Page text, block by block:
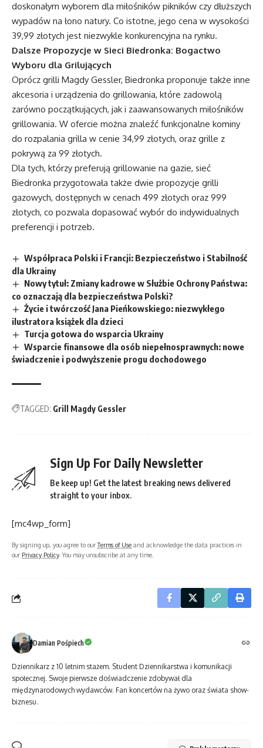
doskonałym wyborem dla miłośników pikników czy dłuższych
wypadów na łono natury. Co istotne, jego cena w wysokości
39,99 złotych jest niezwykle konkurencyjna na rynku.
Dalsze Propozycje w Sieci Biedronka: Bogactwo
Wyboru dla Grilujących
Oprócz grilli Magdy Gessler, Biedronka proponuje także inne
akcesoria i urządzenia do grillowania, które zadowolą
zarówno początkujących, jak i zaawansowanych miłośników
grillowania. W ofercie można znaleźć funkcjonalne kominy
do rozpalania grilla w cenie 34,99 złotych, oraz grille z
pokrywą za 99 złotych.
Dla tych, którzy preferują grillowanie na gazie, sieć
Biedronka przygotowała także dwie propozycje grilli
gazowych, dostępnych w cenach 499 złotych oraz 999
złotych, co pozwala dopasować wybór do indywidualnych
preferencji i potrzeb.
Współpraca Polski i Francji: Bezpieczeństwo i Stabilność
dla Ukrainy
Nowy tytuł: Zmiany kadrowe w Służbie Ochrony Państwa:
co oznaczają dla bezpieczeństwa Polski?
Życie i twórczość Jana Pieńkowskiego: niezwykłego
ilustratora książek dla dzieci
Turcja gotowa do wsparcia Ukrainy
Wsparcie finansowe dla osób niepełnosprawnych: nowe
świadczenie i podwyższenie progu dochodowego
TAGGED: Grill Magdy Gessler
Sign Up For Daily Newsletter
Be keep up! Get the latest breaking news delivered
straight to your inbox.
[mc4wp_form]
By signing up, you agree to ourTerms of Use and acknowledge the data practices in
our Privacy Policy. You may unsubscribe at any time.
Damian Pośpiech
Dziennikarz z 10 letnim stażem. Student Dziennikarstwa i komunikacji
społecznej. Swoje pierwsze doświadczenie zdobywał dla
międzynarodowych wydawców. Fan koncertów na żywo oraz świata show-
biznesu.